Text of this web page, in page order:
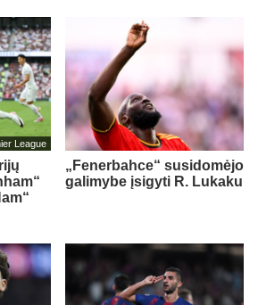
League
„Fenerbahce“ susidomėjo
galimybe įsigyti R. Lukaku